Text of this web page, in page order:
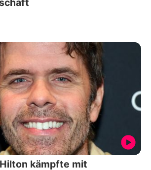
kämpfte mit